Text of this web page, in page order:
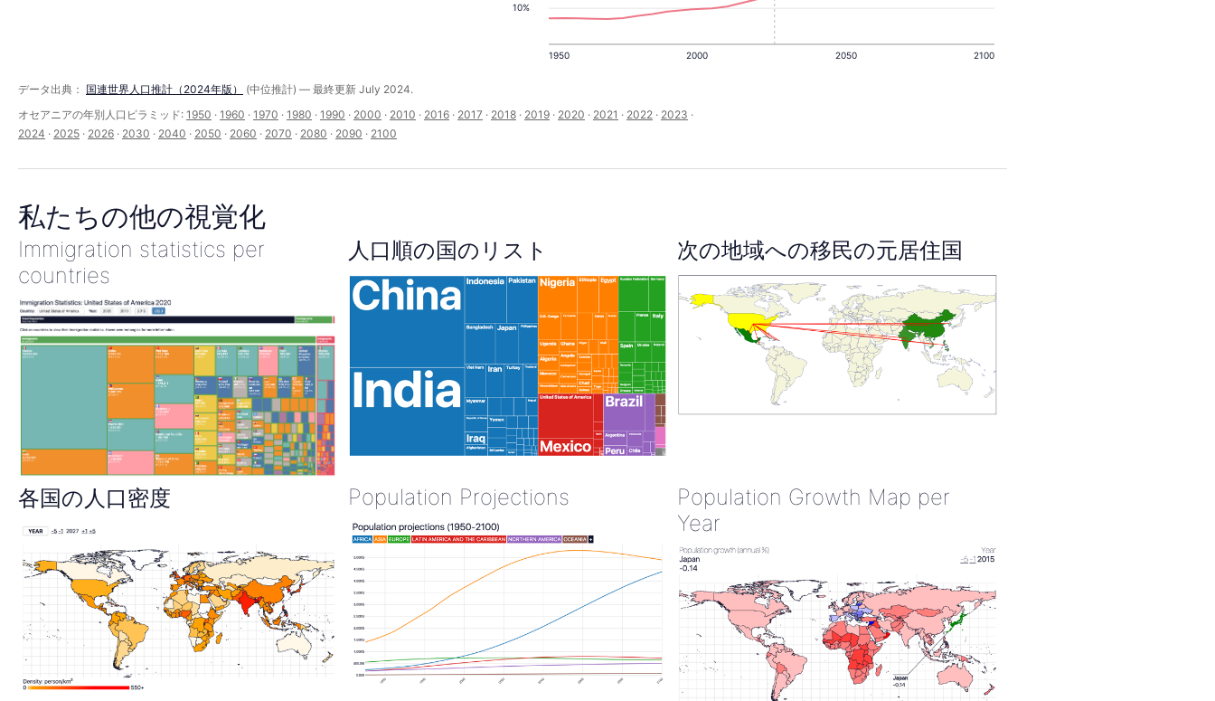
（1950–
2100
年）
10%
1950 2000 2050 2100
データ出典： 国連世界人口推計（2024年版）
(中位推計) — 最終更新 July 2024.
オセアニアの年別人口ピラミッド: 1950 · 1960 · 1970 · 1980 · 1990 · 2000 · 2010 · 2016 · 2017 · 2018 · 2019 · 2020 · 2021 · 2022 · 2023 ·
2024 · 2025 · 2026 · 2030 · 2040 · 2050 · 2060 · 2070 · 2080 · 2090 · 2100
私たちの他の視覚化
Immigration statistics per
countries
人口順の国のリスト 次の地域への移民の元居住国
各国の人口密度 Population Projections
Population Growth Map per
Year